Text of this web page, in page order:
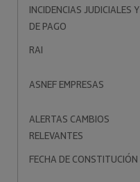
INCIDENCIAS JUDICIALES Y
DE PAGO
RAI
ASNEF EMPRESAS
ALERTAS CAMBIOS
RELEVANTES
FECHA DE CONSTITUCIÓN